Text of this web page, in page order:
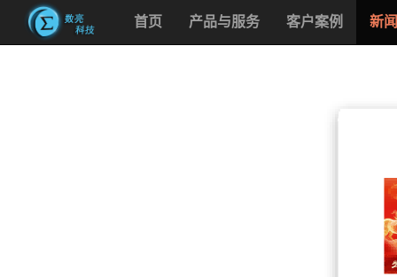
首页 产品与服务 客户案例 新